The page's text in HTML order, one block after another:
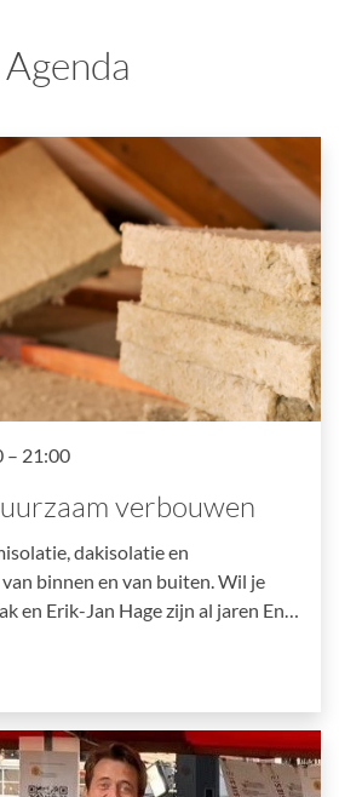
Agenda
– 21:00
verbouwen
dakisolatie en
binnen en van buiten. Wil je
en Erik-Jan Hage zijn al jaren En…